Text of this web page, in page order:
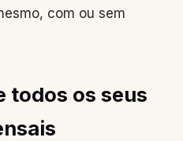
com ou sem
todos os seus